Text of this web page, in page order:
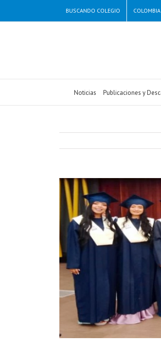
BUSCANDO COLEGIO
Noticias Publicaciones y